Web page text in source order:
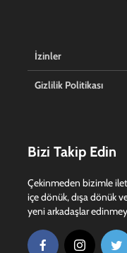
İzinler
Gizlilik Politikası
Bizi Takip Edin
Çekinmeden bizimle
içe dönük, dışa dönük
yeni arkadaşlar